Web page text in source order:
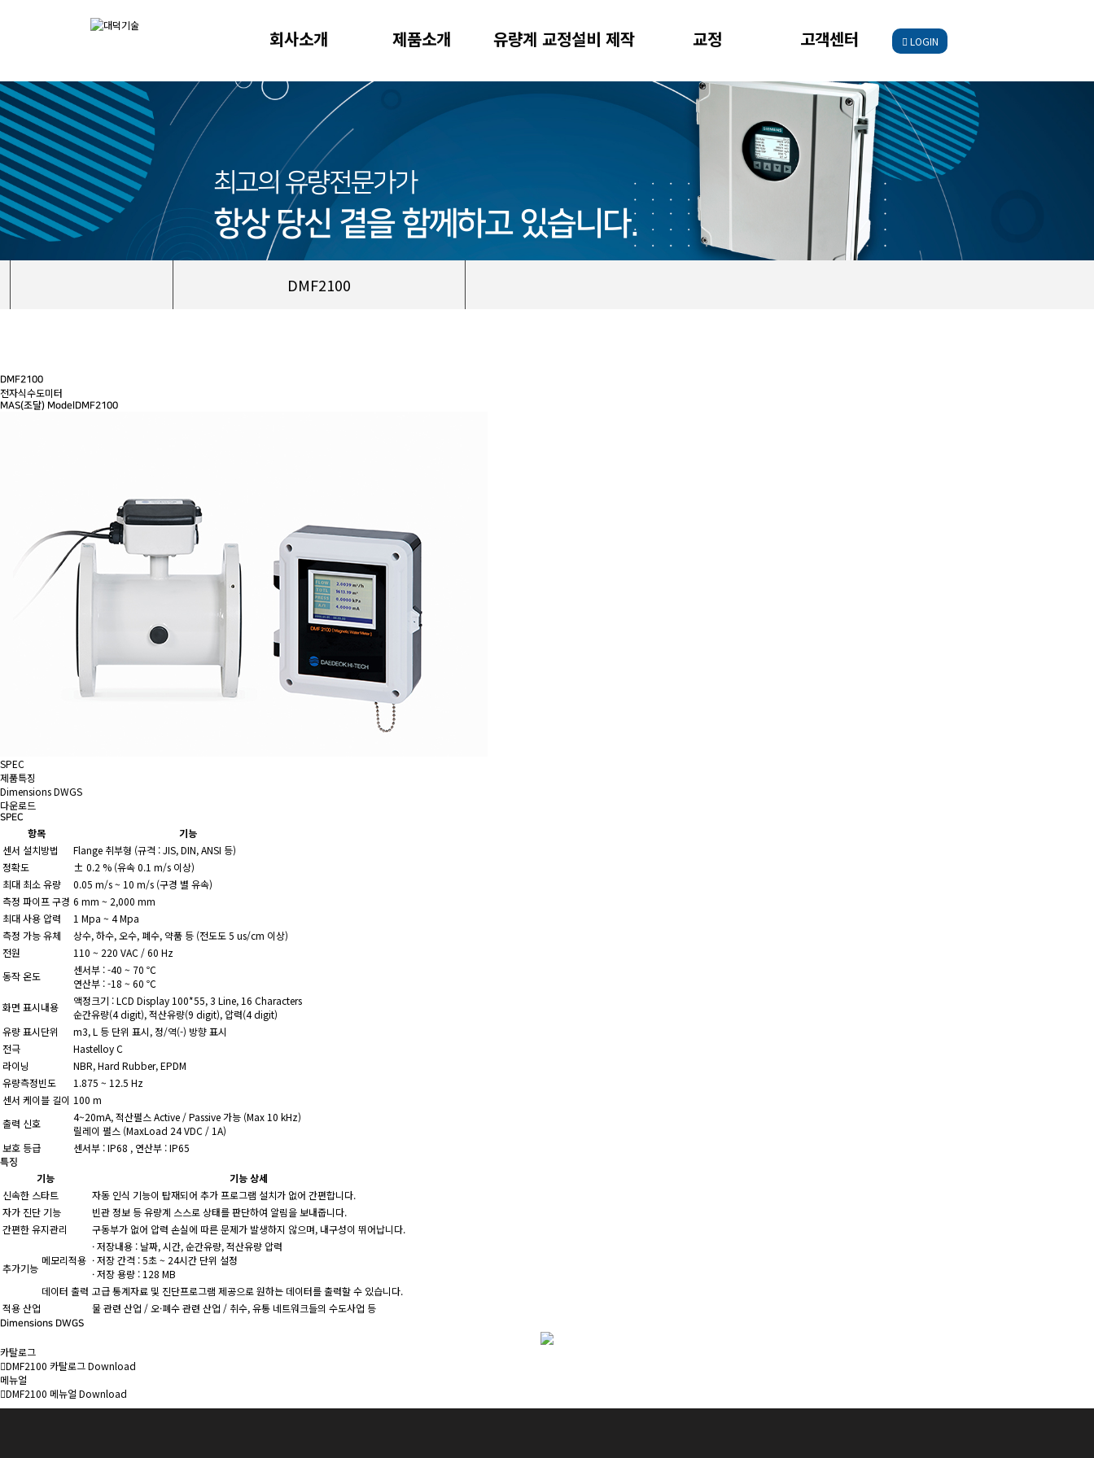
회사소개 제품소개 유량계 교정설비 제작 교정 고객센터 LOGIN
최고의 유량전문가가
항상 당신 곁을 함께하고 있습니다.
DMF2100
DMF2100
전자식수도미터
MAS(조달) Model DMF2100
SPEC
제품특징
Dimensions DWGS
다운로드
SPEC
항목
기능
센서 설치방법
Flange 취부형 (규격 : JIS, DIN, ANSI 등)
정확도
± 0.2 % (유속 0.1 m/s 이상)
최대 최소 유량
0.05 m/s ~ 10 m/s (구경 별 유속)
측정 파이프 구경 6 mm ~ 2,000 mm
최대 사용 압력
1 Mpa ~ 4 Mpa
측정 가능 유체
상수, 하수, 오수, 폐수, 약품 등 (전도도 5 us/cm 이상)
전원
110 ~ 220 VAC / 60 Hz
동작 온도
센서부 : -40 ~ 70 ℃
연산부 : -18 ~ 60 ℃
화면 표시내용
액정크기 : LCD Display 100*55, 3 Line, 16 Characters
순간유량(4 digit), 적산유량(9 digit), 압력(4 digit)
유량 표시단위
m3, L 등 단위 표시, 정/역(-) 방향 표시
전극
Hastelloy C
라이닝
NBR, Hard Rubber, EPDM
유량측정빈도
1.875 ~ 12.5 Hz
센서 케이블 길이 100 m
출력 신호
4~20mA, 적산펄스 Active / Passive 가능 (Max 10 kHz)
릴레이 펄스 (MaxLoad 24 VDC / 1A)
보호 등급
센서부 : IP68 , 연산부 : IP65
특징
기능
기능 상세
신속한 스타트
자동 인식 기능이 탑재되어 추가 프로그램 설치가 없어 간편합니다.
자가 진단 기능
빈관 정보 등 유량계 스스로 상태를 판단하여 알림을 보내줍니다.
간편한 유지관리
구동부가 없어 압력 손실에 따른 문제가 발생하지 않으며, 내구성이 뛰어납니다.
추가기능
메모리적용
· 저장내용 : 날짜, 시간, 순간유량, 적산유량 압력
· 저장 간격 : 5초 ~ 24시간 단위 설정
· 저장 용량 : 128 MB
데이터 출력 고급 통계자료 및 진단프로그램 제공으로 원하는 데이터를 출력할 수 있습니다.
적용 산업
물 관련 산업 / 오·폐수 관련 산업 / 취수, 유통 네트워크들의 수도사업 등
Dimensions DWGS
카탈로그
DMF2100 카탈로그Download
메뉴얼
DMF2100 메뉴얼 Download